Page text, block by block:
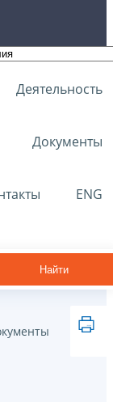
Деятельность
Документы
ENG
Найти